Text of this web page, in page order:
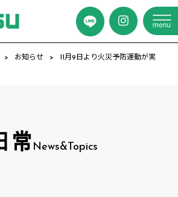
お知らせ
11月9日より火災予防運動が実
常News&Topics